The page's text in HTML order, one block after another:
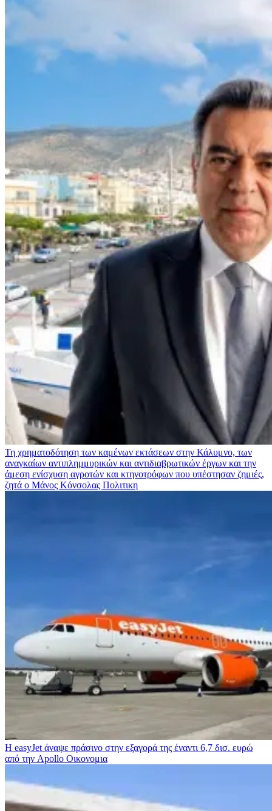
Τη χρηματοδότηση των καμένων εκτάσεων στην Κάλυμνο, των
αναγκαίων αντιπλημμυρικών και αντιδιαβρωτικών έργων και την
άμεση ενίσχυση αγροτών και κτηνοτρόφων που υπέστησαν ζημιές,
ζητά ο Μάνος Κόνσολας Πολιτικη
Η easyJet άναψε πράσινο στην εξαγορά της έναντι 6,7 δισ. ευρώ
από την Apollo Οικονομια